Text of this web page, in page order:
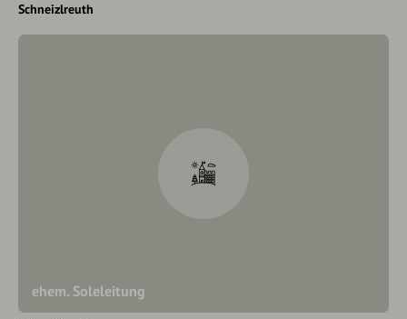
Schneizlreuth
ehem. Soleleitung